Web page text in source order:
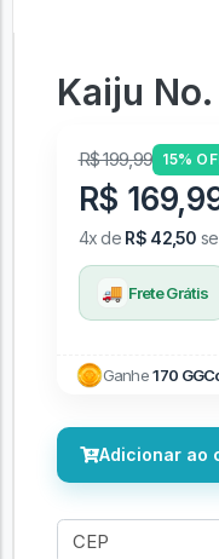
Kaiju
R$ 199,99 15%
R$
4x de R$ 42,50
🚚 Frete Grátis
Ganhe170
Adicionar ao